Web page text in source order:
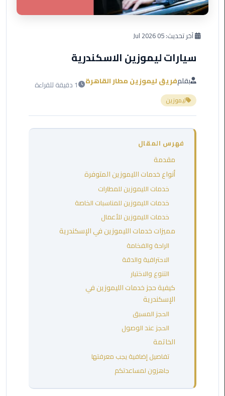
العرب
دهب
ليموزين
العرب
ليموزين
العرب
مطار
آخر تحديث:05 Jul 2026
سيارات ليموزين الاسكندرية
بقلمفريق ليموزين مطار القاهرة 1 دقيقة للقراءة
ليموزين
فهرس المقال
مقدمة
أنواع خدمات الليموزين المتوفرة
خدمات الليموزين للمطارات
خدمات الليموزين للمناسبات الخاصة
خدمات الليموزين للأعمال
مميزات خدمات الليموزين في الإسكندرية
الراحة والفخامة
الاحترافية والدقة
التنوع والاختيار
كيفية حجز خدمات الليموزين في
الإسكندرية
الحجز المسبق
الحجز عند الوصول
الخاتمة
تفاصيل إضافية يجب معرفتها
جاهزون لمساعدتكم